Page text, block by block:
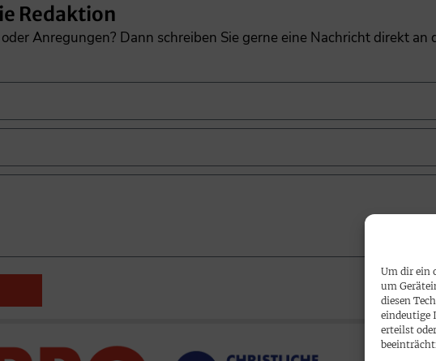
Um dir ein
um
diesen
eindeutige
erteilst
Redaktion
Anregungen? Dann schreiben Sie gerne eine Nachricht direkt an